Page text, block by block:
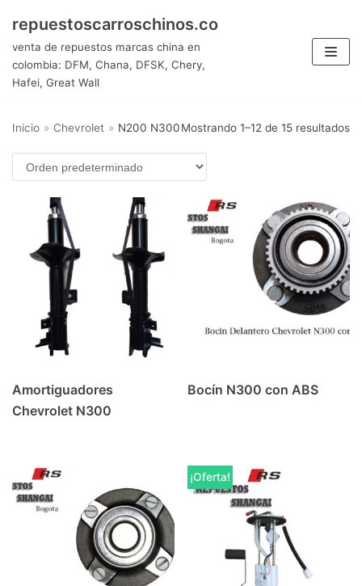
Saltar
contenido
repuestoscarroschinos.co
venta de repuestos marcas china en
colombia: DFM, Chana, DFSK, Chery,
Hafei, Great Wall
Inicio » Chevrolet » N200 N300Mostrando 1–12 de 15 resultados
Amortiguadores
Chevrolet N300
Bocín N300 con ABS
¡Oferta!